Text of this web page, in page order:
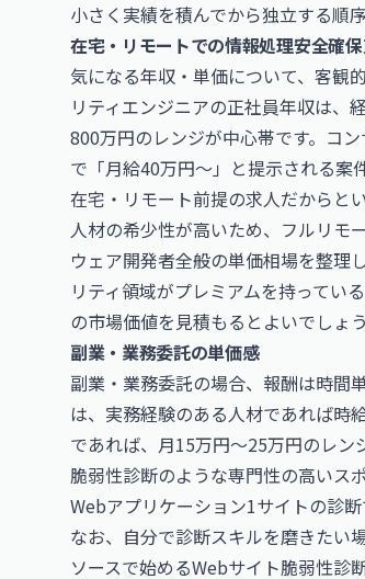
小さく実績を積んでから独立する順
在宅・リモートでの情報処理安全確
気になる年収・単価について、客観
リティエンジニアの正社員年収は、
800万円のレンジが中心帯です。コ
で「月給40万円〜」と提示される案
在宅・リモート前提の求人だからと
人材の希少性が高いため、フルリモ
ウェア開発者全般の単価相場を整理
リティ領域がプレミアムを持ってい
の市場価値を見積もるとよいでしょう
副業・業務委託の単価感
副業・業務委託の場合、報酬は時間
は、実務経験のある人材であれば時
であれば、月15万円〜25万円のレン
脆弱性診断のような専門性の高いス
Webアプリケーション1サイトの診
なお、自分で診断スキルを磨きたい
ソースで始めるWebサイト脆弱性診